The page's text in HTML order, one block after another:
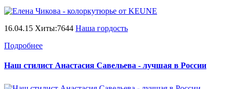
16.04.15 Хиты:7644 Наша гордость
Подробнее
Наш стилист Анастасия Савельева - лучшая в России